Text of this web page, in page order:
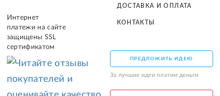
Интернет
платежи на сайте
защищены SSL
сертификатом
ДОСТАВКА И ОПЛАТА
КОНТАКТЫ
ПРЕДЛОЖИТЬ ИДЕЮ
За лучшие идеи платим деньги